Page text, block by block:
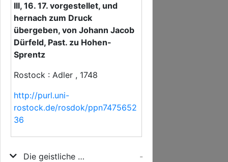
III, 16. 17. vorgestellet, und
hernach zum Druck
übergeben, von Johann Jacob
Dürfeld, Past. zu Hohen-
Sprentz
Rostock : Adler , 1748
http://purl.uni-
rostock.de/rosdok/ppn7475652
36
Die geistliche Vermählung des Heilandes mit einer gläubigen Seelen, wurde als der ... Hr. Peter Anton Frey-Herr von Gülich, Königlich-Schwedischer Kammer-Herr, und Erbherr von Willerswalde im Pommerschen, mit der ... Frl. Margar. Lucia von Dribergen, des ... Hrn. Kammer-Junckers Hrn. Carl Friederich v. Driberg Erbherrn von Sprentz ... Eheleiblichen Fräulein Tochter, auf dem hochadelichen Hofe zu Sprentz ehelich zusammen gegeben wurde, den 22ten Nov. 1748 in einer Trau-Rede über Zephan III, 16. 17. vorgestellet, und hernach zum Druck übergeben, von Johann Jacob Dürfeld, Past. zu Hohen-Sprentz
-